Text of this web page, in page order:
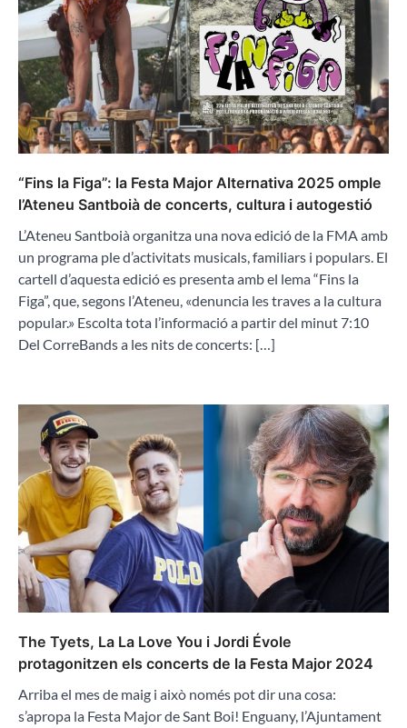
“Fins la Figa”: la Festa Major Alternativa 2025 omple
l’Ateneu Santboià de concerts, cultura i autogestió
L’Ateneu Santboià organitza una nova edició de la FMA amb
un programa ple d’activitats musicals, familiars i populars. El
cartell d’aquesta edició es presenta amb el lema “Fins la
Figa”, que, segons l’Ateneu, «denuncia les traves a la cultura
popular.» Escolta tota l’informació a partir del minut 7:10
Del CorreBands a les nits de concerts: […]
The Tyets, La La Love You i Jordi Évole
protagonitzen els concerts de la Festa Major 2024
Arriba el mes de maig i això només pot dir una cosa:
s’apropa la Festa Major de Sant Boi! Enguany, l’Ajuntament